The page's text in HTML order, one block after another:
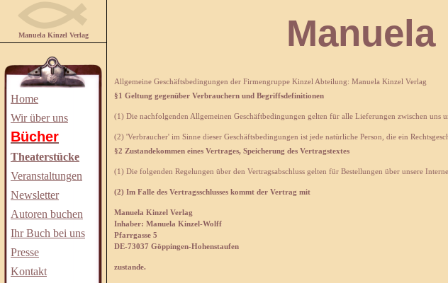
Manuela Kinzel Verlag
Home
Wir über uns
Bücher
Theaterstücke
Veranstaltungen
Newsletter
Autoren buchen
Ihr Buch bei uns
Presse
Kontakt
Manuela
Allgemeine Geschäftsbedingungen der Firmengruppe Kinzel Abteilung: Manuela Kinzel Verlag
§1 Geltung gegenüber Verbrauchern und Begriffsdefinitionen
(1) Die nachfolgenden Allgemeinen Geschäftbedingungen gelten für alle Lieferungen zwischen uns
(2) 'Verbraucher' im Sinne dieser Geschäftsbedingungen ist jede natürliche Person, die ein
§2 Zustandekommen eines Vertrages, Speicherung des Vertragstextes
(1) Die folgenden Regelungen über den Vertragsabschluss gelten für Bestellungen über unsere
(2) Im Falle des Vertragsschlusses kommt der Vertrag mit
Manuela Kinzel Verlag
Inhaber: Manuela Kinzel-Wolff
Pfarrgasse 5
DE-73037 Göppingen-Hohenstaufen
zustande.